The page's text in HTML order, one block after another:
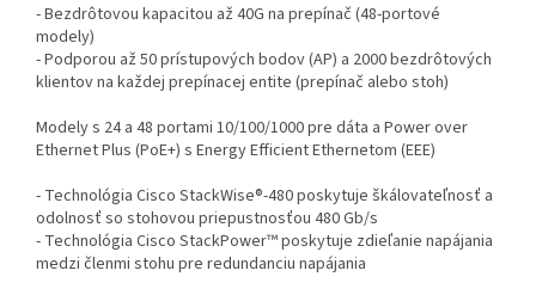
- Bezdrôtovou kapacitou až 40G na prepínač (48-portové
modely)
- Podporou až 50 prístupových bodov (AP) a 2000 bezdrôtových
klientov na každej prepínacej entite (prepínač alebo stoh)
Modely s 24 a 48 portami 10/100/1000 pre dáta a Power over
Ethernet Plus (PoE+) s Energy Efficient Ethernetom (EEE)
- Technológia Cisco StackWise®-480 poskytuje škálovateľnosť a
odolnosť so stohovou priepustnosťou 480 Gb/s
- Technológia Cisco StackPower™ poskytuje zdieľanie napájania
medzi členmi stohu pre redundanciu napájania